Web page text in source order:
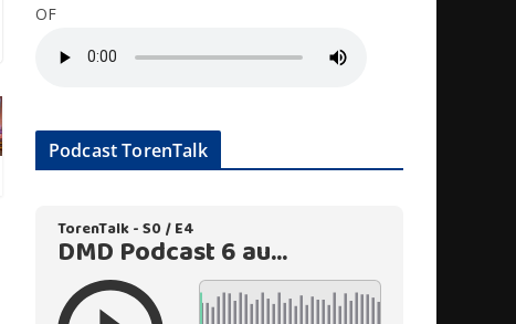
OF
Podcast TorenTalk